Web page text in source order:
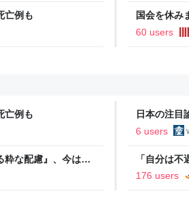
亡例も
国会を休み
60 users
亡例も
日本の注目
誤情報に耐
6 users
粋な配慮』、今は
&
「自分は
176 users